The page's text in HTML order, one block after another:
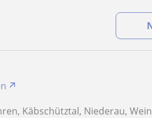
Käbschütztal, Niederau,